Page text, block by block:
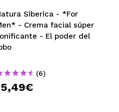
Siberica - *For
- Crema facial súper
- El poder del
(6)